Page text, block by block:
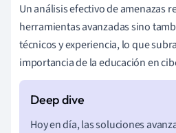
Un análisis efectivo de amenazas
herramientas avanzadas sino
técnicos y experiencia, lo que
importancia de la educación en
Hoy en día, las soluciones